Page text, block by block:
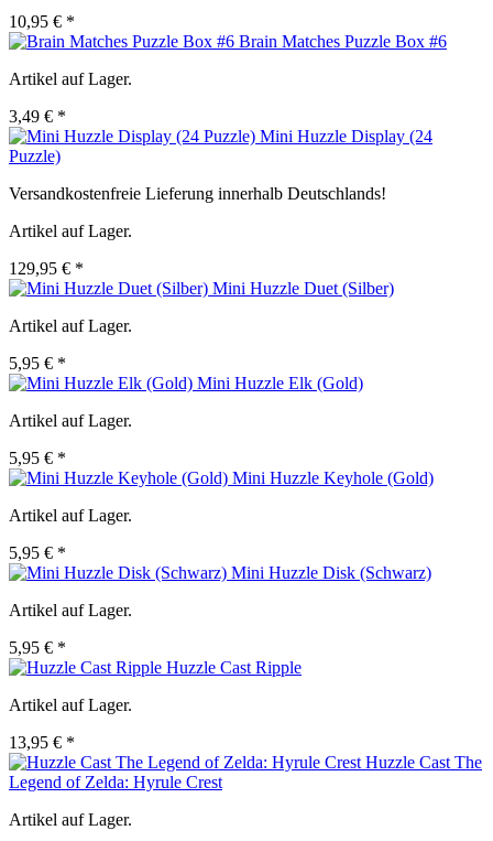
10,95 € *
Brain Matches Puzzle Box #6
Artikel auf Lager.
3,49 € *
Mini Huzzle Display (24
Puzzle)
Versandkostenfreie Lieferung innerhalb Deutschlands!
Artikel auf Lager.
129,95 € *
Mini Huzzle Duet (Silber)
Artikel auf Lager.
5,95 € *
Mini Huzzle Elk (Gold)
Artikel auf Lager.
5,95 € *
Mini Huzzle Keyhole (Gold)
Artikel auf Lager.
5,95 € *
Mini Huzzle Disk (Schwarz)
Artikel auf Lager.
5,95 € *
Huzzle Cast Ripple
Artikel auf Lager.
13,95 € *
Huzzle Cast The
Legend of Zelda: Hyrule Crest
Artikel auf Lager.